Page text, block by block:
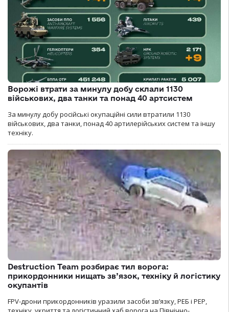
Ворожі втрати за минулу добу склали 1130
військових, два танки та понад 40 артсистем
За минулу добу російські окупаційні сили втратили 1130
військових, два танки, понад 40 артилерійських систем та іншу
техніку.
Destruction Team розбирає тил ворога:
прикордонники нищать зв’язок, техніку й логістику
окупантів
FPV-дрони прикордонників уразили засоби зв’язку, РЕБ і РЕР,